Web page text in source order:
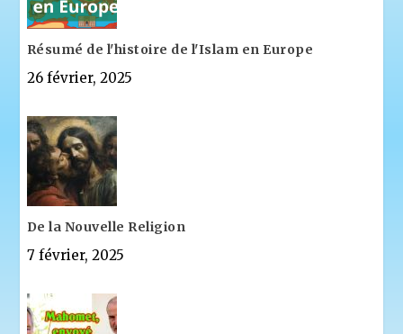
Résumé de l'histoire de l'Islam en Europe
26 février, 2025
De la Nouvelle Religion
7 février, 2025